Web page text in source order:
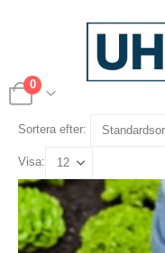
0
Sortera efter:
Visa: